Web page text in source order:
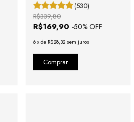
(530)
R$169,90 -50% OFF
R$339,80
6 x de R$28,32 sem juros